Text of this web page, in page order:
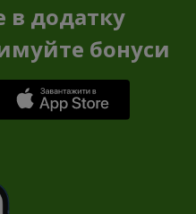
в додатку
бонуси